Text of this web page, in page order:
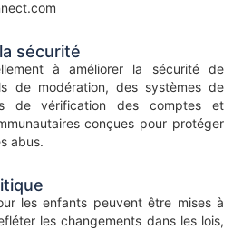
sécurité
à améliorer la sécurité de
de modération, des systèmes de
de vérification des comptes et
conçues pour protéger
abus.
les enfants peuvent être mises à
les changements dans les lois,